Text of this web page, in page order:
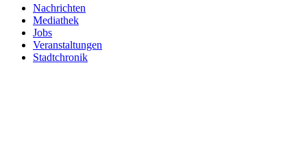
Nachrichten
Mediathek
Jobs
Veranstaltungen
Stadtchronik